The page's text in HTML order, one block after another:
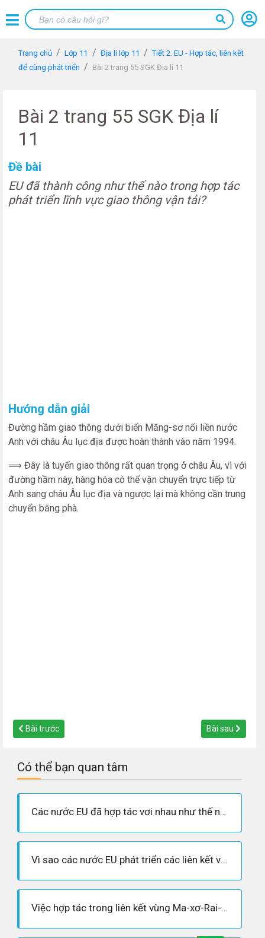
Trang chủ Lớp 11 Địa lí lớp 11
Tiết 2. EU - Hợp tác, liên kết
để cùng phát triển
Bài 2 trang 55 SGK Địa lí 11
Bài 2 trang 55 SGK Địa lí
11
Đề bài
EU đã thành công như thế nào trong hợp tác
phát triển lĩnh vực giao thông vận tải?
Hướng dẫn giải
Đường hầm giao thông dưới biển Măng-sơ nối liền nước
Anh với châu Âu lục địa được hoàn thành vào năm 1994.
⟹ Đây là tuyến giao thông rất quan trọng ở châu Âu, vì với
đường hầm này, hàng hóa có thể vận chuyển trực tiếp từ
Anh sang châu Âu lục địa và ngược lại mà không cần trung
chuyển bằng phà.
Bài trước Bài sau
Có thể bạn quan tâm
Các nước EU đã hợp tác vơi nhau như thế nào trong lĩnh vực về giao thông vận tải?
Vì sao các nước EU phát triển các liên kết vùng?
Việc hợp tác trong liên kết vùng Ma-xơ-Rai-nơ đã đem lại những lợi ích gì?